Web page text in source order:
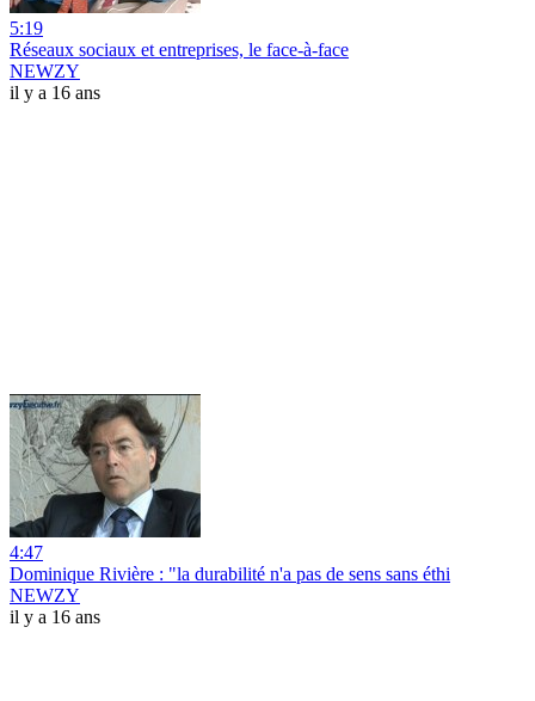
5:19
Réseaux sociaux et entreprises, le face-à-face
NEWZY
il y a 16 ans
4:47
Dominique Rivière : "la durabilité n'a pas de sens sans éthi
NEWZY
il y a 16 ans